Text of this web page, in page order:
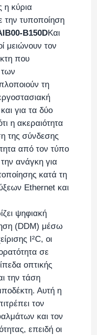
η κύρια
την τυποποίηση
B150DΚαι
μειώνουν τον
που
τη
για τα δύο
η ακεραιότητα
της σύνδεσης
από τον τύπο
ανάγκη για
κατά τη
Ethernet και
ψηφιακή
(DDM) μέσω
I²C, οι
σε
οπτικής
την τάση
Αυτή η
τον
και τον
επειδή οι